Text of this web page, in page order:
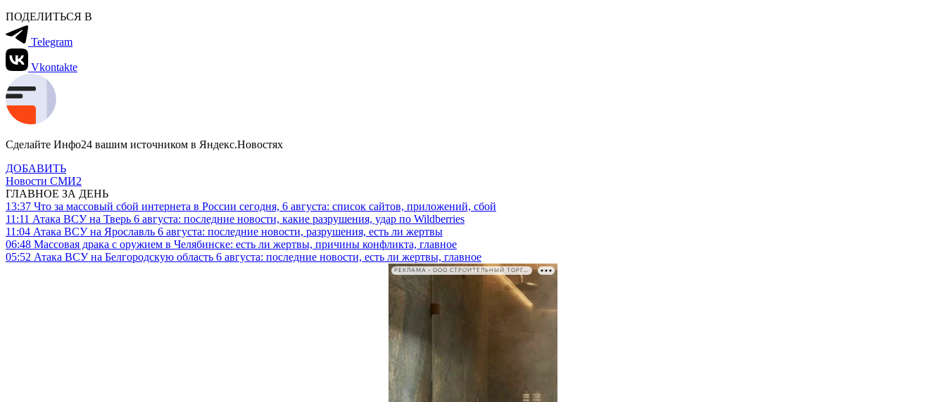
ПОДЕЛИТЬСЯ В
Telegram
Vkontakte
Сделайте Инфо24 вашим источником в Яндекс.Новостях
ДОБАВИТЬ
Новости СМИ2
ГЛАВНОЕ ЗА ДЕНЬ
13:37 Что за массовый сбой интернета в России сегодня, 6 августа: список сайтов, приложений, сбой
11:11 Атака ВСУ на Тверь 6 августа: последние новости, какие разрушения, удар по Wildberries
11:04 Атака ВСУ на Ярославль 6 августа: последние новости, разрушения, есть ли жертвы
06:48 Массовая драка с оружием в Челябинске: есть ли жертвы, причины конфликта, главное
05:52 Атака ВСУ на Белгородскую область 6 августа: последние новости, есть ли жертвы, главное
РЕКЛАМА • ООО СТРОИТЕЛЬНЫЙ ТОРГОВЫЙ ДОМ «ПЕТРОВИЧ». ИНН: 7802348846